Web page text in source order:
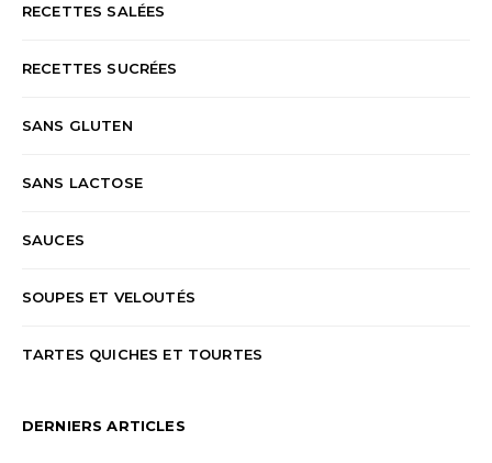
RECETTES SALÉES
RECETTES SUCRÉES
SANS GLUTEN
SANS LACTOSE
SAUCES
SOUPES ET VELOUTÉS
TARTES QUICHES ET TOURTES
DERNIERS ARTICLES